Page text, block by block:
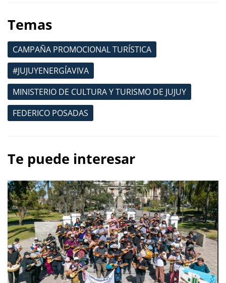
Temas
CAMPAÑA PROMOCIONAL TURÍSTICA
#JUJUYENERGÍAVIVA
MINISTERIO DE CULTURA Y TURISMO DE JUJUY
FEDERICO POSADAS
Te puede interesar